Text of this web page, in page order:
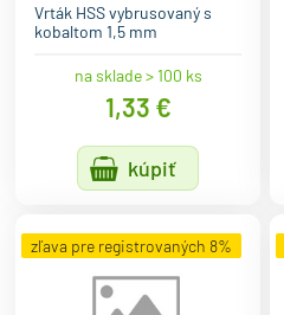
Vrták HSS vybrusovaný s
kobaltom 1,5 mm
na sklade > 100 ks
1,33 €
kúpiť
zľava pre registrovaných 8%